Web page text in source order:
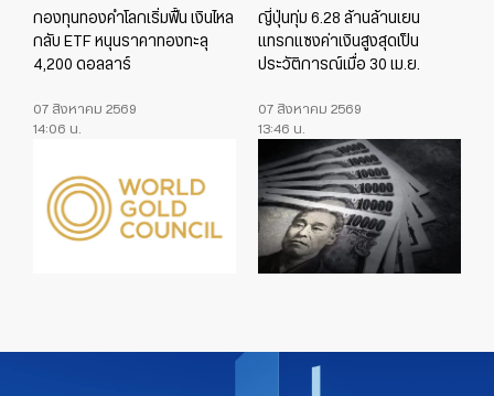
กองทุนทองคำโลกเริ่มฟื้น เงินไหล
กลับ ETF หนุนราคาทองทะลุ
4,200 ดอลลาร์
07 สิงหาคม 2569
14:06 น.
ญี่ปุ่นทุ่ม 6.28 ล้านล้านเยน
แทรกแซงค่าเงินสูงสุดเป็น
ประวัติการณ์เมื่อ 30 เม.ย.
07 สิงหาคม 2569
13:46 น.